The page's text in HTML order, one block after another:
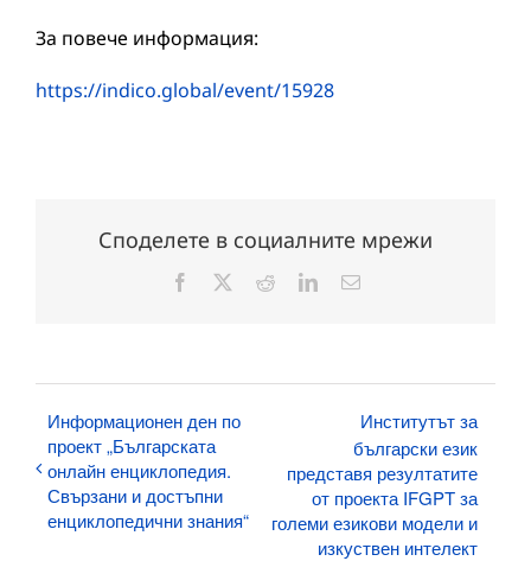
За повече информация:
https://indico.global/event/15928
Споделете в социалните мрежи
Facebook RedditLinkedInЕлектронна
Информационен ден по
проект „Българската
онлайн енциклопедия.
Свързани и достъпни
енциклопедични знания“
Институтът за
български език
представя резултатите
от проекта IFGPT за
големи езикови модели и
изкуствен интелект